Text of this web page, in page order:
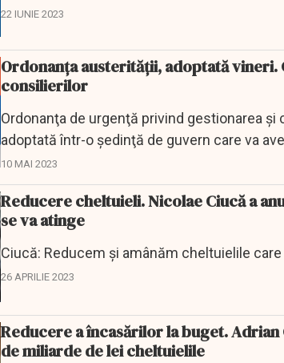
22 IUNIE 2023
Ordonanța austerității, adoptată
consilierilor
Ordonanţa de urgenţă privind gestionarea
adoptată într-o şedinţă de guvern care va
Ciucă.
10 MAI 2023
Reducere cheltuieli. Nicolae Ciucă a
se va atinge
Ciucă: Reducem şi amânăm cheltuielile
26 APRILIE 2023
Reducere a încasărilor la buget. Adrian
de miliarde de lei cheltuielile